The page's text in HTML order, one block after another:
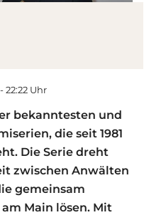
22:22 Uhr
bekanntesten und
die seit 1981
Die Serie dreht
zwischen Anwälten
gemeinsam
Main lösen. Mit